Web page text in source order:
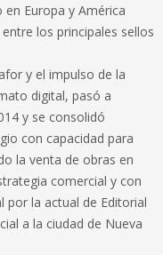
Europa y América
los principales sellos
y el impulso de la
digital, pasó a
y se consolidó
con capacidad para
la venta de obras en
comercial y con
por la actual de Editorial
a la ciudad de Nueva